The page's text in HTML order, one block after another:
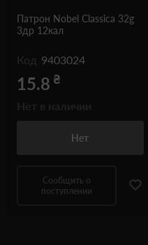
Патрон Nobel Classica 32g
3др 12кал
Код 9403024
15.8 ₴
Нет
Сообщить о
поступлении